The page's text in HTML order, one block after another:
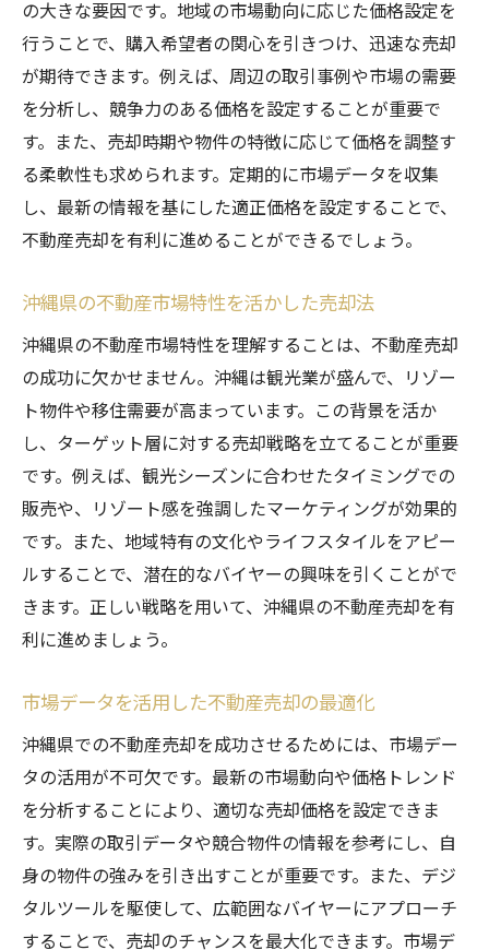
の大きな要因です。地域の市場動向に応じた価格設定を
行うことで、購入希望者の関心を引きつけ、迅速な売却
が期待できます。例えば、周辺の取引事例や市場の需要
を分析し、競争力のある価格を設定することが重要で
す。また、売却時期や物件の特徴に応じて価格を調整す
る柔軟性も求められます。定期的に市場データを収集
し、最新の情報を基にした適正価格を設定することで、
不動産売却を有利に進めることができるでしょう。
沖縄県の不動産市場特性を活かした売却法
沖縄県の不動産市場特性を理解することは、不動産売却
の成功に欠かせません。沖縄は観光業が盛んで、リゾー
ト物件や移住需要が高まっています。この背景を活か
し、ターゲット層に対する売却戦略を立てることが重要
です。例えば、観光シーズンに合わせたタイミングでの
販売や、リゾート感を強調したマーケティングが効果的
です。また、地域特有の文化やライフスタイルをアピー
ルすることで、潜在的なバイヤーの興味を引くことがで
きます。正しい戦略を用いて、沖縄県の不動産売却を有
利に進めましょう。
市場データを活用した不動産売却の最適化
沖縄県での不動産売却を成功させるためには、市場デー
タの活用が不可欠です。最新の市場動向や価格トレンド
を分析することにより、適切な売却価格を設定できま
す。実際の取引データや競合物件の情報を参考にし、自
身の物件の強みを引き出すことが重要です。また、デジ
タルツールを駆使して、広範囲なバイヤーにアプローチ
することで、売却のチャンスを最大化できます。市場デ